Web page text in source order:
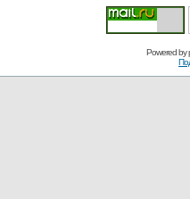
Powered by